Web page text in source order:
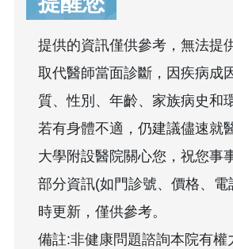
提供的資訊僅供參考，無法提
取代醫師當面診斷，因疾病成
質、性別、年齡、家族病史和
若有身體不適，仍建議儘速就
大學附設醫院關心您，祝您事
部分資訊(如門診號、價格、電
時更新，僅供參考。
備註:非健康問題諮詢本院有權